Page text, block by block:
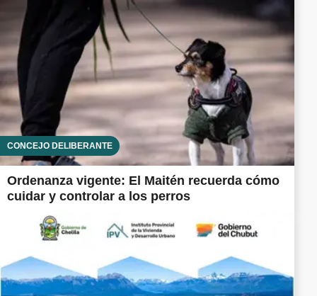
CONCEJO DELIBERANTE
Ordenanza vigente: El Maitén recuerda cómo
cuidar y controlar a los perros